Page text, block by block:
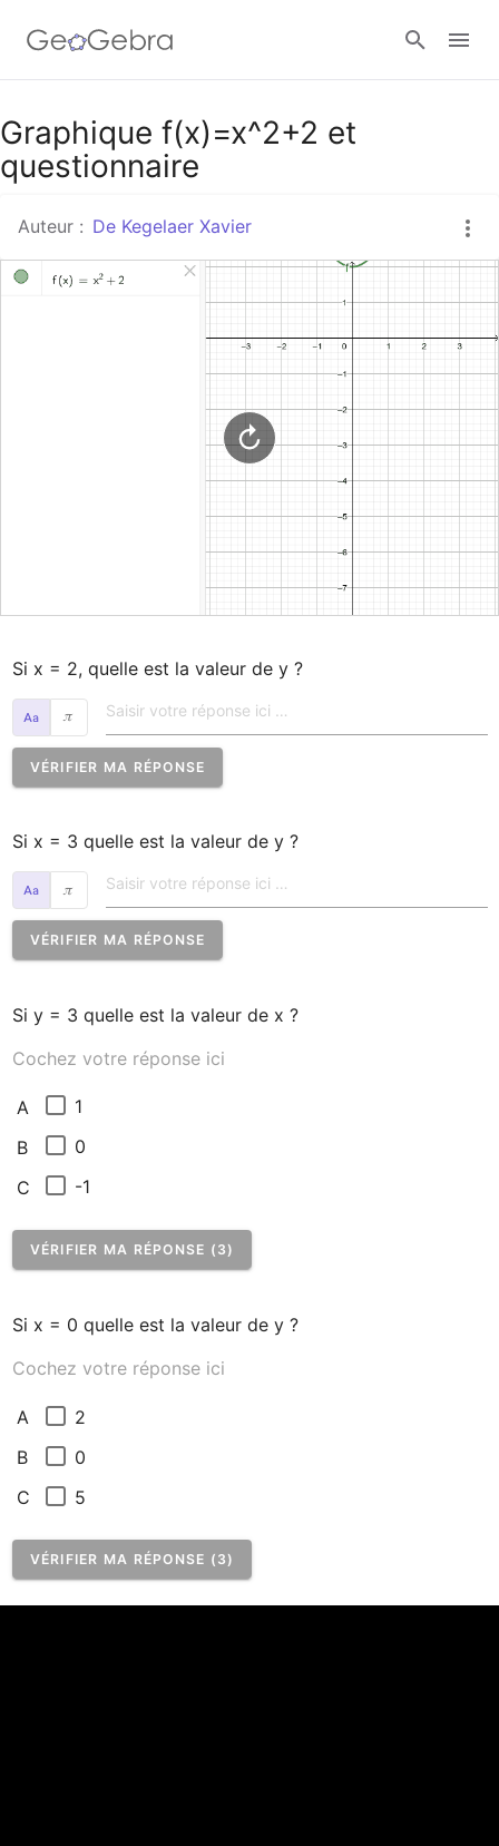
Google Classroom
Graphique f(x)=x^2+2 et
questionnaire
Auteur : De Kegelaer Xavier
Si x = 2, quelle est la valeur de y ?
𝜋
VÉRIFIER MA RÉPONSE
Si x = 3 quelle est la valeur de y ?
𝜋
VÉRIFIER MA RÉPONSE
Si y = 3 quelle est la valeur de x ?
Cochez votre réponse ici
A
1
B
0
C
-1
VÉRIFIER MA RÉPONSE (3)
Si x = 0 quelle est la valeur de y ?
Cochez votre réponse ici
A
2
B
0
C
5
VÉRIFIER MA RÉPONSE (3)